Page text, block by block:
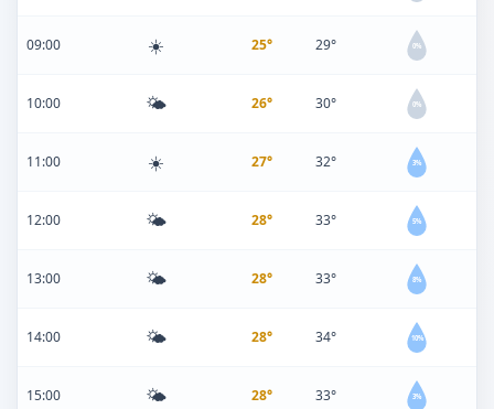
09:00 ☀️ 25° 29° 0%
10:00 🌤️ 26° 30° 0%
11:00 ☀️ 27° 32° 3%
12:00 🌤️ 28° 33° 5%
13:00 🌤️ 28° 33° 8%
14:00 🌤️ 28° 34° 10%
15:00 🌤️ 28° 33° 3%